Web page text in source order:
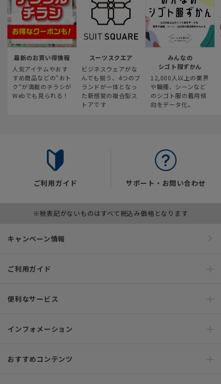
最新のお買い得情報
人気アイテムやおす
すめ商品などの“おト
ク“が満載のチラシが
Webでも見られる！
スーツスクエア
ビジネスウェアがな
んでも揃う、4つのブ
ランドが一体となっ
た新感覚の複合型ス
トアです
みんなの
シゴト服ずかん
12,000人以上の業界
や職種、シーンなど
のシゴト服の着用傾
向をデータ化。
ご利用ガイド サポート・お問い合わせ
※税表記がないものはすべて税込み価格となります
キャンペーン情報
ご利用ガイド
便利なサービス
インフォメーション
おすすめコンテンツ